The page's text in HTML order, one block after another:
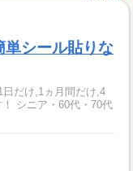
シール貼りな
代